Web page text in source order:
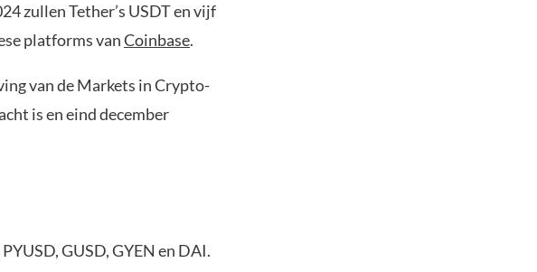
zullen Tether’s USDT en vijf
platforms vanCoinbase.
van de Markets in Crypto-
is en eind december
GUSD, GYEN en DAI.